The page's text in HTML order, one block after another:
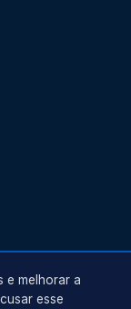
e melhorar a
esse